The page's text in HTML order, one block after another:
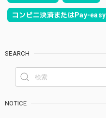
コンビニ決済またはPay-easy
SEARCH
NOTICE